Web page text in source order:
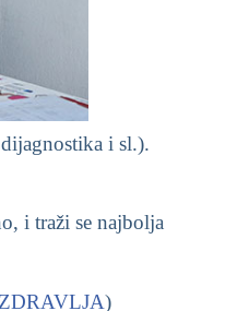
i sl.).
i traži se najbolja
)